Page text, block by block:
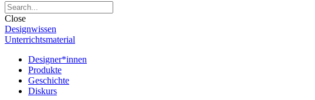
Close
Designwissen
Unterrichtsmaterial
Designer*innen
Produkte
Geschichte
Diskurs